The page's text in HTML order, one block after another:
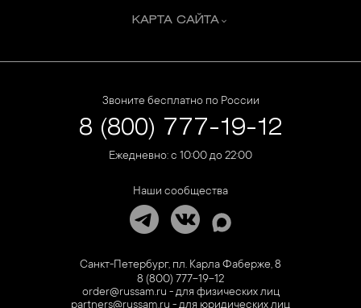
КАРТА САЙТА
Звоните бесплатно по России
8 (800) 777-19-12
Ежедневно: с 10:00 до 22:00
Наши сообщества
Санкт-Петербург, пл. Карла Фаберже, 8
8 (800) 777-19-12
order@russam.ru - для физических лиц